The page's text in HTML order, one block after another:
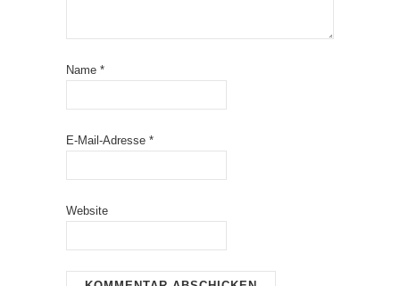
Name *
E-Mail-Adresse *
Website